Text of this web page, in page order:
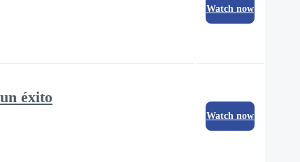
Watch now
éxito
Watch now